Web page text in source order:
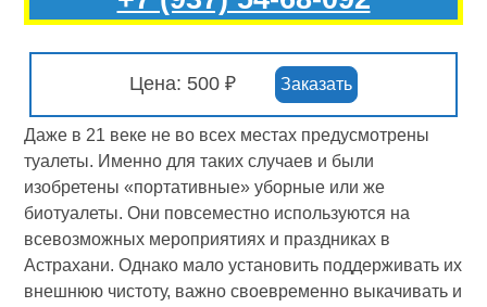
Цена: 500 ₽ Заказать
Даже в 21 веке не во всех местах предусмотрены
туалеты. Именно для таких случаев и были
изобретены «портативные» уборные или же
биотуалеты. Они повсеместно используются на
всевозможных мероприятиях и праздниках в
Астрахани. Однако мало установить поддерживать их
внешнюю чистоту, важно своевременно выкачивать и